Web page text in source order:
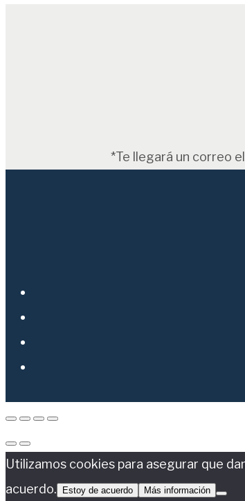
*Te llegará un correo
Utilizamos cookies para asegurar que
acuerdo.
Estoy de acuerdo Más información